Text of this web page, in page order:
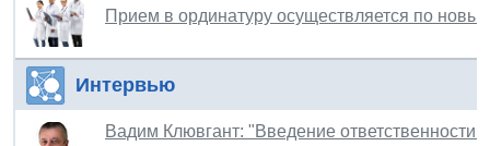
Прием в ординатуру осуществляется по
Интервью
Вадим Клювгант: "Введение ответственности